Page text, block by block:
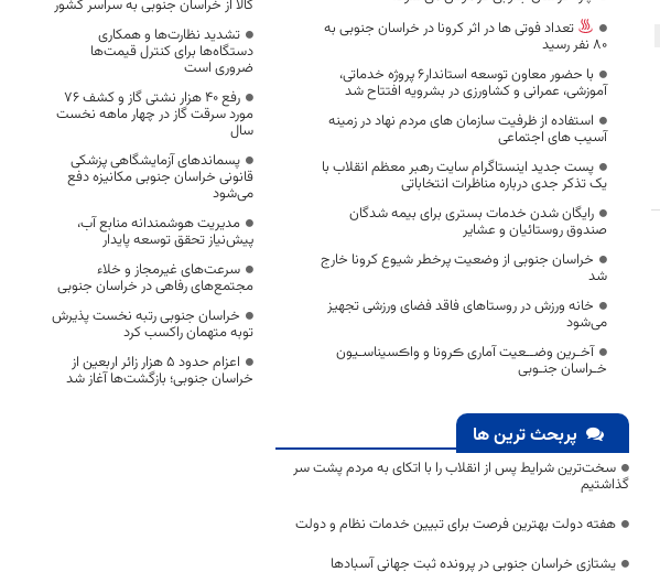
تعداد فوتی ها در اثر کرونا در خراسان جنوبی به
80 نفر رسید
با حضور معاون توسعه استاندار۶ پروژه خدماتی،
آموزشی، عمرانی و کشاورزی در بشرویه افتتاح شد
استفاده از ظرفیت سازمان های مردم نهاد در زمینه
آسیب های اجتماعی
پست جدید اینستاگرام سایت رهبر معظم انقلاب با
یک تذکر جدی درباره مناظرات انتخاباتی
رایگان شدن خدمات بستری برای بیمه شدگان
صندوق روستائیان و عشایر
خراسان جنوبی از وضعیت پرخطر شیوع کرونا خارج
شد
خانه ورزش در روستاهای فاقد فضای ورزشی تجهیز
می‌شود
آخـرین وضــعیت آماری ڪرونا و واڪسیناسـیون
خـراسان جنـوبی
پربحث ترین ها
سخت‌ترین شرایط پس از انقلاب را با اتکای به مردم پشت سر
گذاشتیم
هفته دولت بهترین فرصت برای تبیین خدمات نظام و دولت
یشتازی خراسان جنوبی در پرونده ثبت جهانی آسبادها
کالا از خراسان جنوبی به سراسر کشور
تشدید نظارت‌ها و همکاری
دستگاه‌ها برای کنترل قیمت‌ها
ضروری است
رفع 40 هزار نشتی گاز و کشف 76
مورد سرقت گاز در چهار ماهه نخست
سال
پسماندهای آزمایشگاهی پزشکی
قانونی خراسان جنوبی مکانیزه دفع
می‌شود
مدیریت هوشمندانه منابع آب،
پیش‌نیاز تحقق توسعه پایدار
سرعت‌های غیرمجاز و خلاء
مجتمع‌های رفاهی در خراسان جنوبی
خراسان جنوبی رتبه نخست پذیرش
توبه متهمان راکسب کرد
اعزام حدود 5 هزار زائر اربعین از
خراسان جنوبی؛ بازگشت‌ها آغاز شد